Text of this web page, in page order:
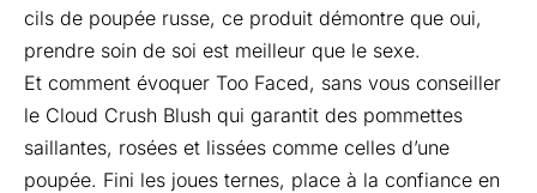
cils de poupée russe, ce produit démontre que oui,
prendre soin de soi est meilleur que le sexe.
Et comment évoquer Too Faced, sans vous conseiller
le Cloud Crush Blush qui garantit des pommettes
saillantes, rosées et lissées comme celles d’une
poupée. Fini les joues ternes, place à la confiance en